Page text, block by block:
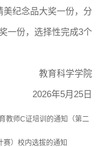
纪念品大奖一份，分
一份，选择性完成3个
教育科学学院
2026年5月25日
教师C证培训的通知（第二
赛）校内选拔的通知